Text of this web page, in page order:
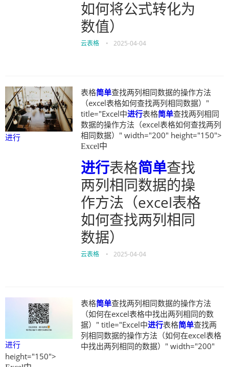
如何将公式转化为
数值）
云表格 • 2025-04-04
进行
表格简单查找两列相同数据的操作方法
（excel表格如何查找两列相同数据）"
title="Excel中进行表格简单查找两列相同
数据的操作方法（excel表格如何查找两列
相同数据）" width="200" height="150">
Excel中
进行表格简单查找
两列相同数据的操
作方法（excel表格
如何查找两列相同
数据）
云表格 • 2025-04-04
进行
表格简单查找两列相同数据的操作方法
（如何在excel表格中找出两列相同的数
据）" title="Excel中进行表格简单查找两
列相同数据的操作方法（如何在excel表格
中找出两列相同的数据）" width="200"
height="150">